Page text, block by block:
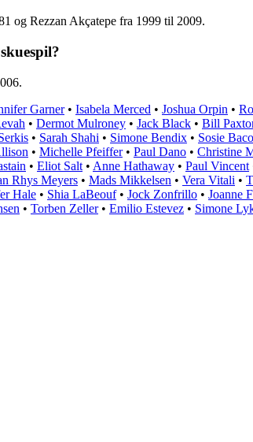
og Rezzan Akçatepe fra 1999 til 2009.
Garner• Isabela Merced • Joshua Orpin •
• Dermot Mulroney • Jack Black • Bill
• Sarah Shahi • Simone Bendix • Sosie
• Michelle Pfeiffer• Paul Dano • Christine
• Eliot Salt • Anne Hathaway • Paul Vincent
Rhys Meyers • Mads Mikkelsen • Vera Vitali •
Hale • Shia LaBeouf• Jock Zonfrillo • Joanne
• Torben Zeller• Emilio Estevez • Simone